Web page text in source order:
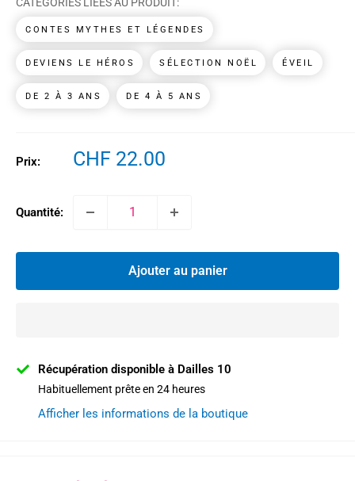
CONTES MYTHES ET LÉGENDES
DEVIENS LE HÉROS SÉLECTION NOËL ÉVEIL
DE 2 À 3 ANS DE 4 À 5 ANS
Prix:
Prix
CHF 22.00
Quantité:
Ajouter au panier
Récupération disponible à Dailles 10
Habituellement prête en 24 heures
Afficher les informations de la boutique